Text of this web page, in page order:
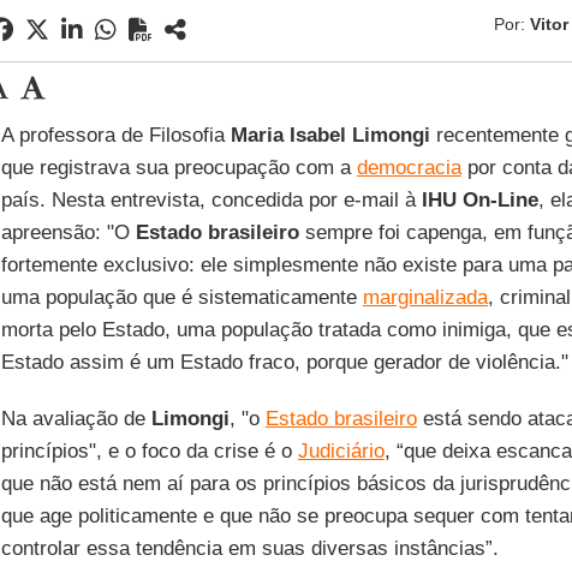
Por: Vitor
A professora de Filosofia Maria Isabel Limongi recentemente
que registrava sua preocupação com a democraciapor conta
país. Nesta entrevista, concedida por e-mail à IHU On-Line,
apreensão: "O Estado brasileirosempre foi capenga, em
fortemente exclusivo: ele simplesmente não existe para uma
uma população que é sistematicamente marginalizada,
morta pelo Estado, uma população tratada como inimiga, que
Estado assim é um Estado fraco, porque gerador de violência."
Na avaliação de Limongi, "o Estado brasileiroestá sendo
princípios", e o foco da crise é o Judiciário, “que deixa
que não está nem aí para os princípios básicos da
que age politicamente e que não se preocupa sequer com
controlar essa tendência em suas diversas instâncias”.